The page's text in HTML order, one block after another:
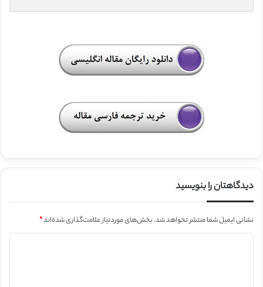
دیدگاهتان را بنویسید
نشانی ایمیل شما منتشر نخواهد شد.بخش‌های موردنیاز علامت‌گذاری شده‌اند*